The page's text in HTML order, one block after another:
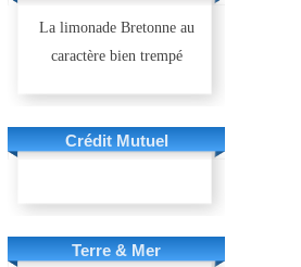
La limonade Bretonne au
caractère bien trempé
Crédit Mutuel
Terre & Mer